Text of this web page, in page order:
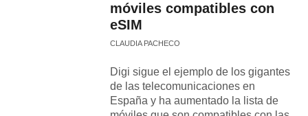
móviles compatibles con
eSIM
CLAUDIA PACHECO
Digi sigue el ejemplo de los gigantes
de las telecomunicaciones en
España y ha aumentado la lista de